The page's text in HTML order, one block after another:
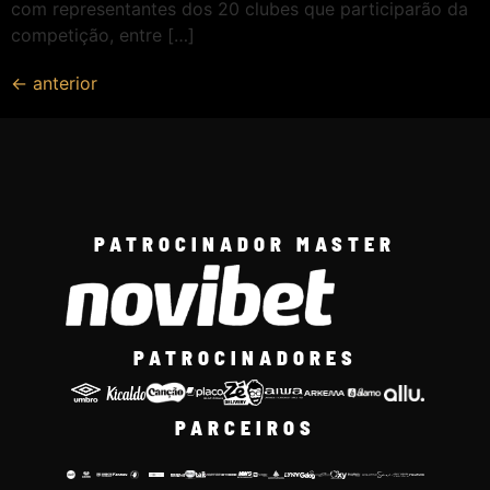
com representantes dos 20 clubes que participarão da
competição, entre […]
← anterior
PATROCINADOR MASTER
PATROCINADORES
PARCEIROS